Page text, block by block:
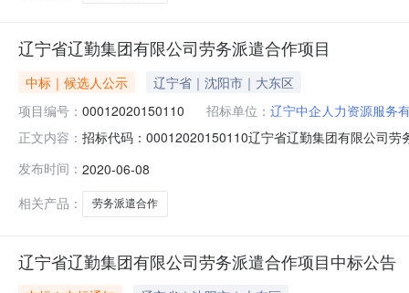
辽宁省辽勤集团有限公司劳务派遣合作项目
中标｜候选人公示
辽宁省｜沈阳市｜大东区
项目编号： 00012020150110 招标单位： 辽宁中企人力资源服务
正文内容： 招标代码：00012020150110辽宁省辽勤集团有限公司
阳经济技术合作有限公司3辽宁金信人才派遣有限公司招
平区绥化东街2号
发布时间： 2020-06-08
相关产品：
劳务派遣合作
辽宁省辽勤集团有限公司劳务派遣合作项目中标公告